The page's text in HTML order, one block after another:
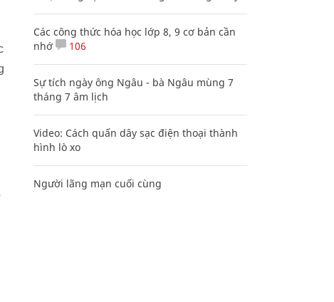
Các công thức hóa học lớp 8, 9 cơ bản cần
nhớ
106
Sự tích ngày ông Ngâu - bà Ngâu mùng 7
tháng 7 âm lịch
Video: Cách quấn dây sạc điện thoại thành
hình lò xo
Người lãng mạn cuối cùng